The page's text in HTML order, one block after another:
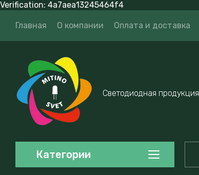
Verification: 4a7aea13245464f4
Главная О компании Оплата и доставка
Светодиодная продукция
Категории